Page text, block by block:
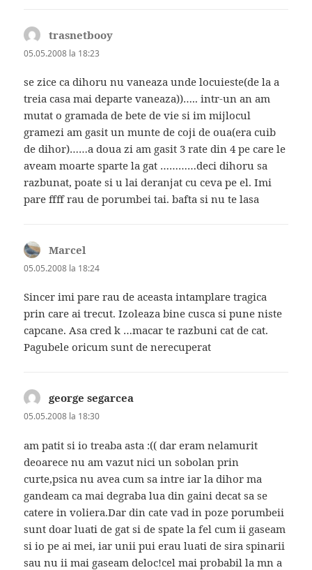
trasnetbooy
05.05.2008 la 18:23
se zice ca dihoru nu vaneaza unde locuieste(de la a
treia casa mai departe vaneaza))….. intr-un an am
mutat o gramada de bete de vie si im mijlocul
gramezi am gasit un munte de coji de oua(era cuib
de dihor)……a doua zi am gasit 3 rate din 4 pe care le
aveam moarte sparte la gat …………deci dihoru sa
razbunat, poate si u lai deranjat cu ceva pe el. Imi
pare ffff rau de porumbei tai. bafta si nu te lasa
Marcel
05.05.2008 la 18:24
Sincer imi pare rau de aceasta intamplare tragica
prin care ai trecut. Izoleaza bine cusca si pune niste
capcane. Asa cred k …macar te razbuni cat de cat.
Pagubele oricum sunt de nerecuperat
george segarcea
05.05.2008 la 18:30
am patit si io treaba asta :(( dar eram nelamurit
deoarece nu am vazut nici un sobolan prin
curte,psica nu avea cum sa intre iar la dihor ma
gandeam ca mai degraba lua din gaini decat sa se
catere in voliera.Dar din cate vad in poze porumbeii
sunt doar luati de gat si de spate la fel cum ii gaseam
si io pe ai mei, iar unii pui erau luati de sira spinarii
sau nu ii mai gaseam deloc!cel mai probabil la mn a